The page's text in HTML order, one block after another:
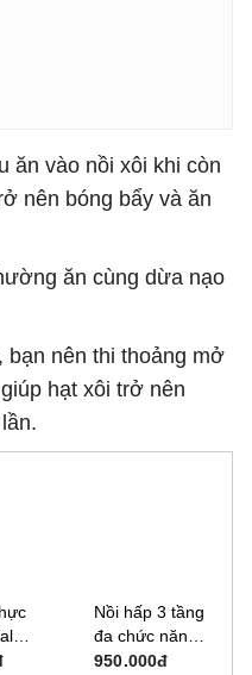
ăn vào nồi xôi khi còn
nên bóng bẩy và ăn
ăn cùng dừa nạo
bạn nên thi thoảng mở
hạt xôi trở nên
Nồi hấp 3 tầng
đa chức năng,
vỉ inox an toàn
950.000đ